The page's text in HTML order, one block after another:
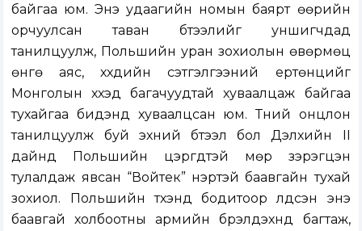
байгаа юм. Энэ удаагийн номын баярт өөрийн
орчуулсан таван бүтээлийг уншигчдад
танилцуулж, Польшийн уран зохиолын өвөрмөц
өнгө аяс, хүүхдийн сэтгэлгээний ертөнцийг
Монголын хүүхэд багачуудтай хуваалцаж байгаа
тухайгаа бидэнд хуваалцсан юм. Түүний онцлон
танилцуулж буй эхний бүтээл бол Дэлхийн II
дайнд Польшийн цэргүүдтэй мөр зэрэгцэн
тулалдаж явсан “Войтек” нэртэй баавгайн тухай
зохиол. Польшийн түүхэнд бодитоор үлдсэн энэ
баавгай холбоотны армийн бүрэлдэхүүнд багтаж,